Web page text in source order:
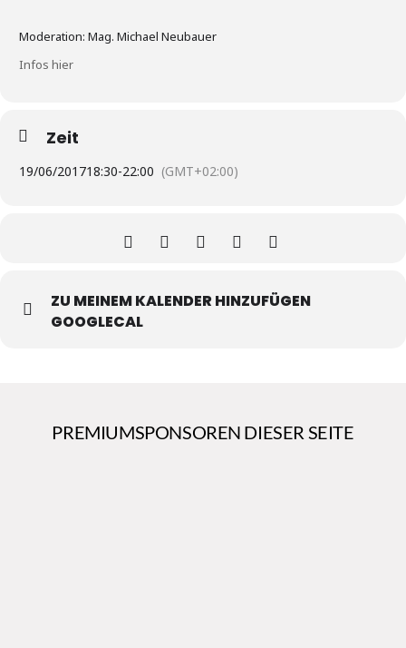
Moderation: Mag. Michael Neubauer
Infos hier
Zeit
19/06/201718:30-22:00 (GMT+02:00)
ZU MEINEM KALENDER HINZUFÜGEN
GOOGLECAL
PREMIUMSPONSOREN DIESER SEITE